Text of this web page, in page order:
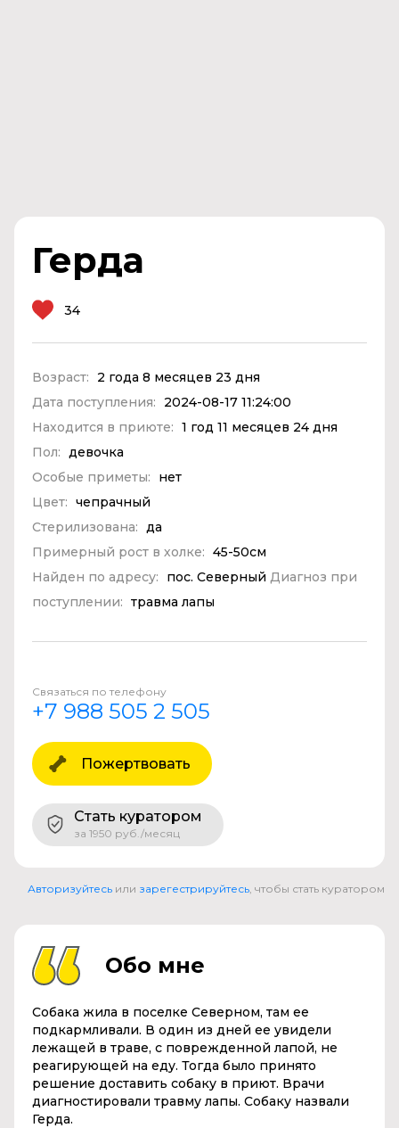
Герда
34
Возраст:
2 года 8 месяцев 23 дня
Дата поступления:
2024-08-17 11:24:00
Находится в приюте: 1 год 11 месяцев 24 дня
Пол: девочка
Особые приметы:
нет
Цвет: чепрачный
Стерилизована: да
Примерный рост в холке: 45-50см
Найден по адресу:
пос. Северный Диагноз при
поступлении: травма лапы
Связаться по телефону
+7 988 505 2 505
Пожертвовать
Стать куратором
за 1950 руб./месяц
Авторизуйтесь или зарегестрируйтесь , чтобы стать куратором
Обо мне
Собака жила в поселке Северном, там ее
подкармливали. В один из дней ее увидели
лежащей в траве, с поврежденной лапой, не
реагирующей на еду. Тогда было принято
решение доставить собаку в приют. Врачи
диагностировали травму лапы. Собаку назвали
Герда.